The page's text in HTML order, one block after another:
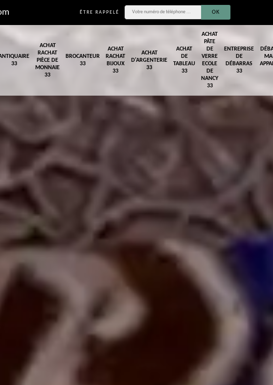
ÊTRE RAPPELÉ
33
ACHAT
RACHAT
PIÈCE DE
MONNAIE
33
BROCANTEUR
33
ACHAT
RACHAT
BIJOUX
33
ACHAT
D'ARGENTERIE
33
ACHAT
DE
TABLEAU
33
ACHAT
PÂTE
DE
VERRE
ECOLE
DE
NANCY
33
ENTREPRISE
DE
DÉBARRAS
33